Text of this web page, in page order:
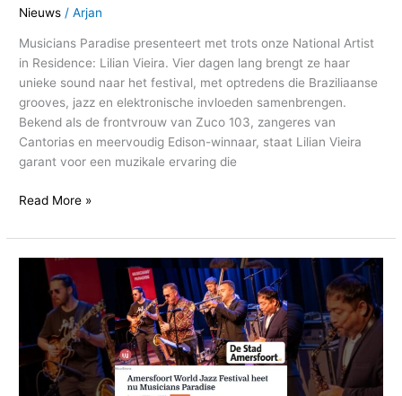
Nieuws /Arjan
Musicians Paradise presenteert met trots onze National Artist
in Residence: Lilian Vieira. Vier dagen lang brengt ze haar
unieke sound naar het festival, met optredens die Braziliaanse
grooves, jazz en elektronische invloeden samenbrengen.
Bekend als de frontvrouw van Zuco 103, zangeres van
Cantorias en meervoudig Edison-winnaar, staat Lilian Vieira
garant voor een muzikale ervaring die
Read More »
destadamersfoort.nl:
Amersfoort
Jazz
Festival
wordt
Musicians